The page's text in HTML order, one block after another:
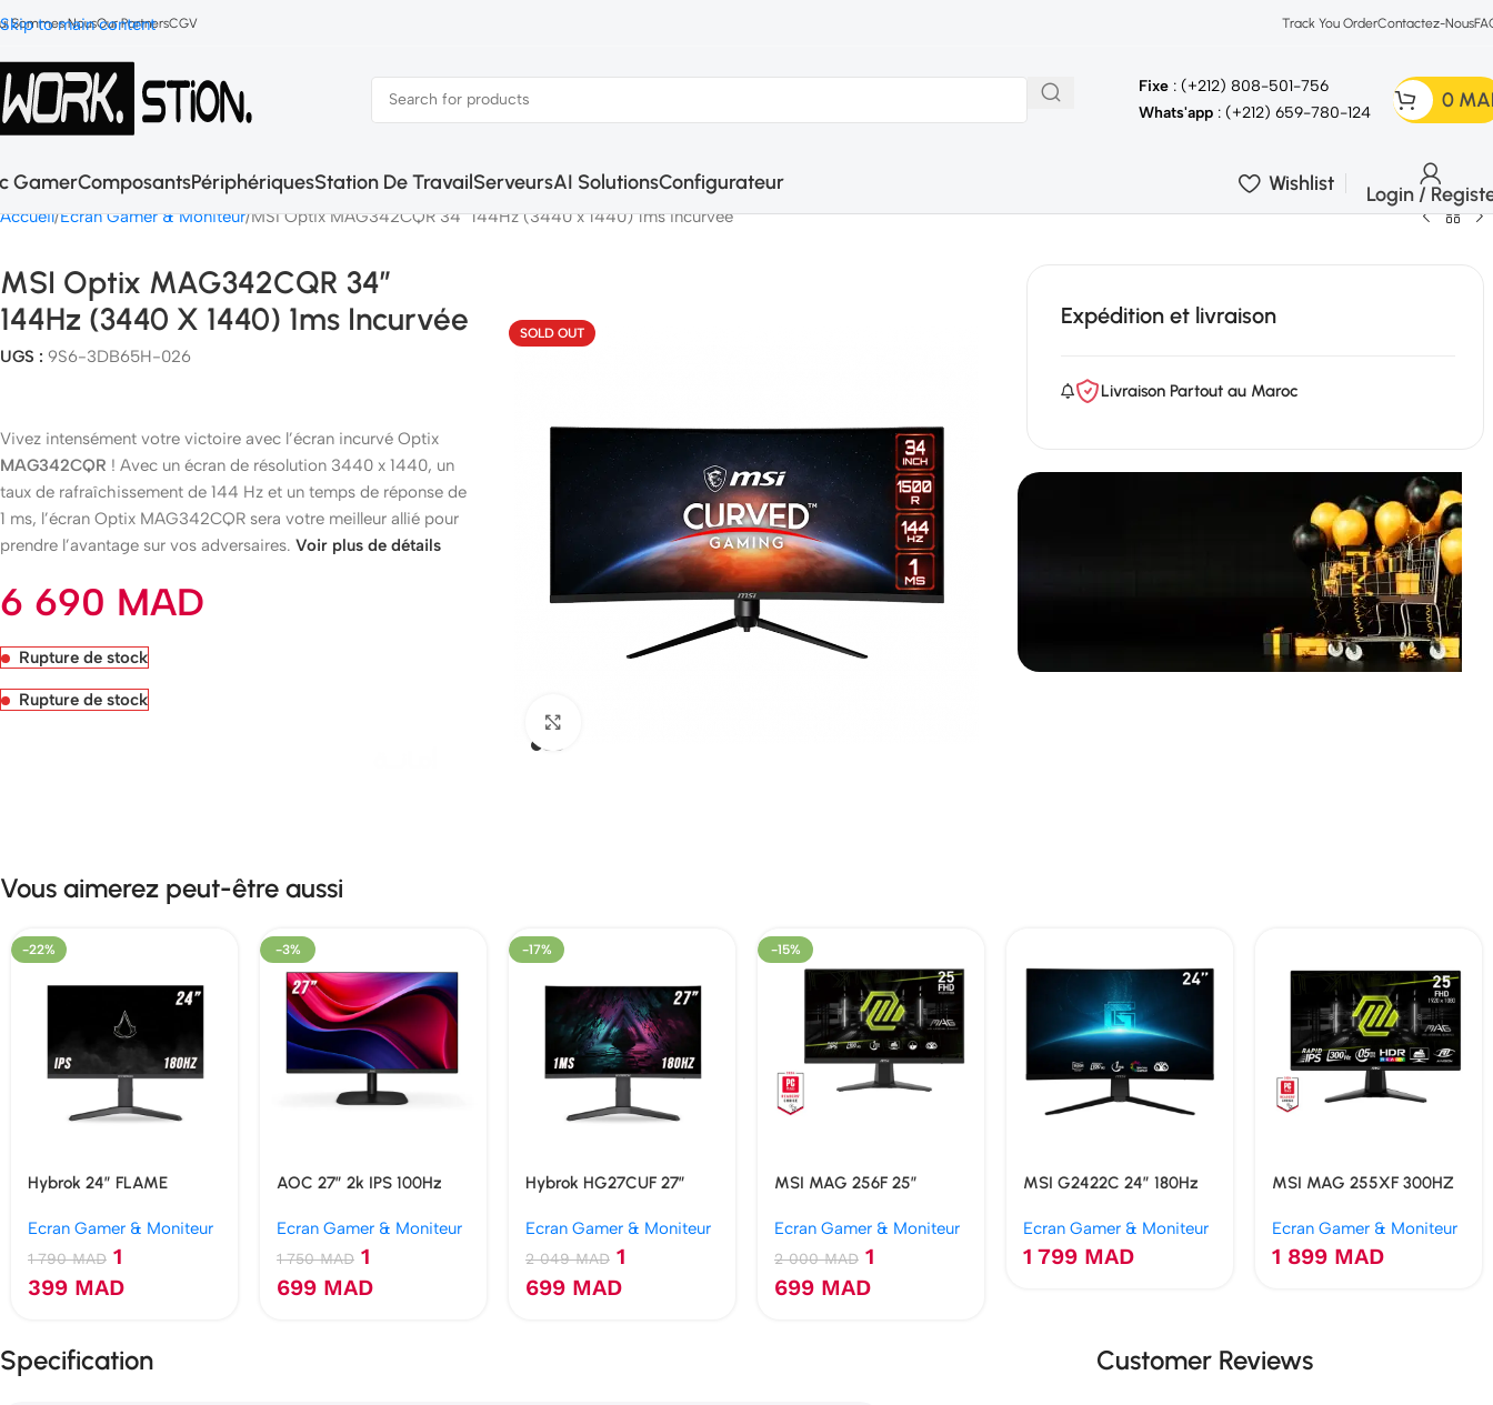
Skip to main content
Sommes NousOur PartnersCGV Track You OrderContactez-Nous
Fixe : (+212) 808-501-756
Whats'app : (+212) 659-780-124
0
GamerComposantsPériphériquesStation De TravailServeursAI SolutionsConfigurateur Wishlist Login /
Accueil Ecran Gamer & Moniteur MSI Optix MAG342CQR 34″ 144Hz (3440 x 1440) 1ms Incurvée
MSI Optix MAG342CQR 34″
144Hz (3440 X 1440) 1ms Incurvée
UGS : 9S6-3DB65H-026
Vivez intensément votre victoire avec l’écran incurvé Optix
MAG342CQR ! Avec un écran de résolution 3440 x 1440, un
taux de rafraîchissement de 144 Hz et un temps de réponse de
1 ms, l’écran Optix MAG342CQR sera votre meilleur allié pour
prendre l’avantage sur vos adversaires. Voir plus de détails
6 690 MAD
Rupture de stock
Rupture de stock
SOLD OUT
Expédition et livraison
Livraison Partout au Maroc
Vous aimerez peut-être aussi
-22%
Hybrok 24″ FLAME
Ecran Gamer & Moniteur
1 790MAD 1
399 MAD
-3%
AOC 27″ 2k IPS 100Hz
Ecran Gamer & Moniteur
1 750MAD 1
699 MAD
-17%
Hybrok HG27CUF 27″
Ecran gamer
Ecran Gamer & Moniteur
2 049MAD 1
699 MAD
-15%
MSI MAG 256F 25″
Ecran Gamer & Moniteur
2 000MAD 1
699 MAD
MSI G2422C 24″ 180Hz
Ecran Gamer & Moniteur
1 799 MAD
MSI MAG 255XF 300HZ
Ecran Gamer & Moniteur
1 899 MAD
Specification Customer Reviews